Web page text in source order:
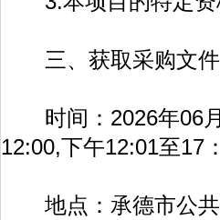
三、获取采购文件
时间：2026年06月
12:00,下午12:01至17
地点：承德市公共